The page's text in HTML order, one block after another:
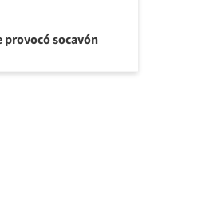
provocó socavón